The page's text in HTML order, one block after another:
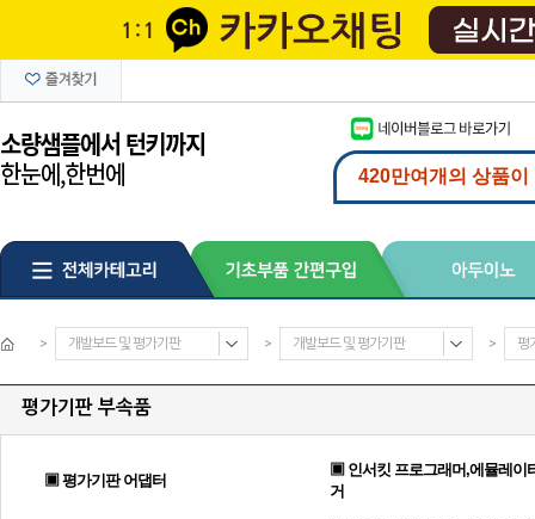
> 개발보드 및 평가기판 > 개발보드 및 평가기판 > 평
평가기판 부속품
▣ 평가기판 어댑터
▣ 인서킷 프로그래머,에뮬레이
거